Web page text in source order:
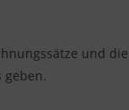
und
geben.